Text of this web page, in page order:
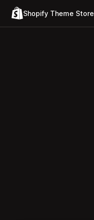
Shopify Theme Store